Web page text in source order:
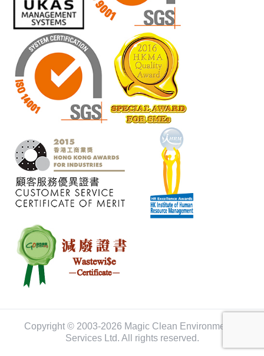
Copyright © 2003-2026 Magic Clean Environmental
Services Ltd. All rights reserved.